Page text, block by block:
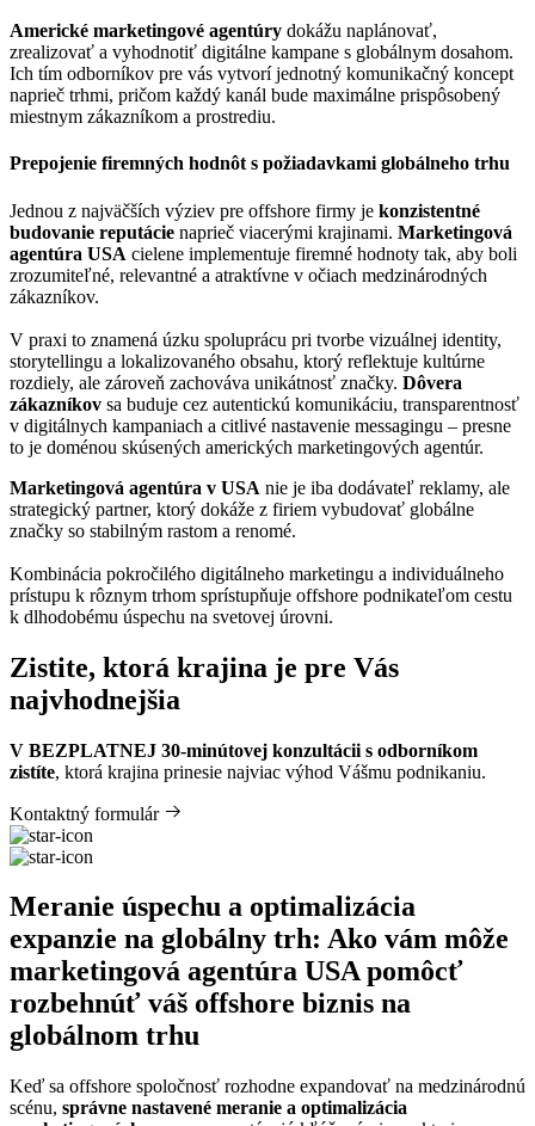
Americké marketingové agentúry dokážu naplánovať,
zrealizovať a vyhodnotiť digitálne kampane s globálnym dosahom.
Ich tím odborníkov pre vás vytvorí jednotný komunikačný koncept
naprieč trhmi, pričom každý kanál bude maximálne prispôsobený
miestnym zákazníkom a prostrediu.
Prepojenie firemných hodnôt s požiadavkami globálneho trhu
Jednou z najväčších výziev pre offshore firmy je konzistentné
budovanie reputácie naprieč viacerými krajinami. Marketingová
agentúra USA cielene implementuje firemné hodnoty tak, aby boli
zrozumiteľné, relevantné a atraktívne v očiach medzinárodných
zákazníkov.
V praxi to znamená úzku spoluprácu pri tvorbe vizuálnej identity,
storytellingu a lokalizovaného obsahu, ktorý reflektuje kultúrne
rozdiely, ale zároveň zachováva unikátnosť značky. Dôvera
zákazníkov sa buduje cez autentickú komunikáciu, transparentnosť
v digitálnych kampaniach a citlivé nastavenie messagingu – presne
to je doménou skúsených amerických marketingových agentúr.
Marketingová agentúra v USA nie je iba dodávateľ reklamy, ale
strategický partner, ktorý dokáže z firiem vybudovať globálne
značky so stabilným rastom a renomé.
Kombinácia pokročilého digitálneho marketingu a individuálneho
prístupu k rôznym trhom sprístupňuje offshore podnikateľom cestu
k dlhodobému úspechu na svetovej úrovni.
Zistite, ktorá krajina je pre Vás
najvhodnejšia
V BEZPLATNEJ 30-minútovej konzultácii s odborníkom
zistíte, ktorá krajina prinesie najviac výhod Vášmu podnikaniu.
Kontaktný formulár
Meranie úspechu a optimalizácia
expanzie na globálny trh: Ako vám môže
marketingová agentúra USA pomôcť
rozbehnúť váš offshore biznis na
globálnom trhu
Keď sa offshore spoločnosť rozhodne expandovať na medzinárodnú
scénu, správne nastavené meranie a optimalizácia